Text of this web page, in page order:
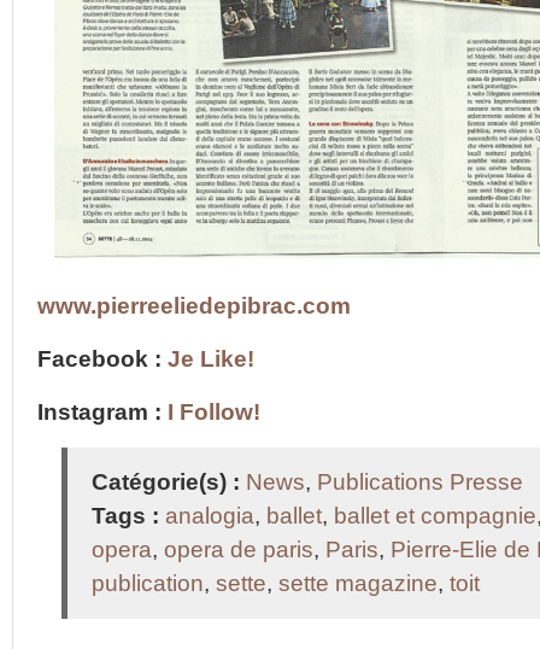
www.pierreeliedepibrac.com
Facebook : Je Like!
Instagram : I Follow!
Catégorie(s) : News, Publications Presse
Tags : analogia, ballet, ballet et compagnie
opera, opera de paris, Paris, Pierre-Elie de
publication, sette, sette magazine, toit